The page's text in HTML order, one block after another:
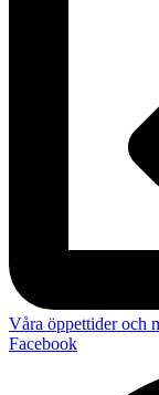
Våra öppettider och
Facebook